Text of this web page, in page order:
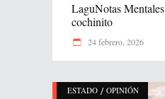
LaguNotas
cochinito
24 febrero, 2026
ESTADO / OPINIÓN